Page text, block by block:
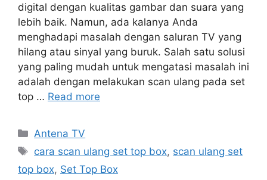
digital dengan kualitas gambar dan suara yang
lebih baik. Namun, ada kalanya Anda
menghadapi masalah dengan saluran TV yang
hilang atau sinyal yang buruk. Salah satu solusi
yang paling mudah untuk mengatasi masalah ini
adalah dengan melakukan scan ulang pada set
top … Read more
Categories
Antena TV
Tags
cara scan ulang set top box, scan ulang set
top box, Set Top Box